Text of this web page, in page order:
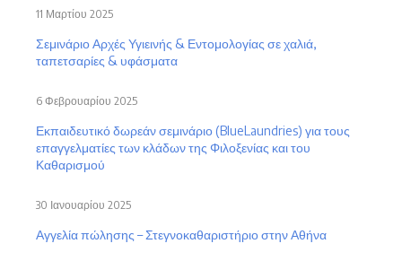
Σεμινάριο Αρχές Υγιεινής & Εντομολογίας σε χαλιά,
ταπετσαρίες & υφάσματα
11 Μαρτίου 2025
Εκπαιδευτικό δωρεάν σεμινάριο (BlueLaundries) για τους
επαγγελματίες των κλάδων της Φιλοξενίας και του
Καθαρισμού
6 Φεβρουαρίου 2025
Αγγελία πώλησης – Στεγνοκαθαριστήριο στην Αθήνα
30 Ιανουαρίου 2025